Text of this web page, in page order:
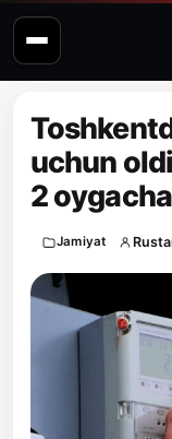
uchun
2
Jamiyat